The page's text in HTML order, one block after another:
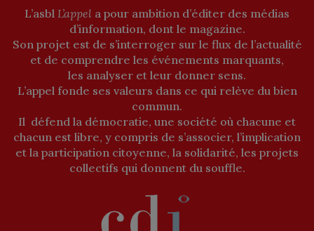
L’asbl L’appel a pour ambition d’éditer des médias
d’information, dont le magazine.
Son projet est de s’interroger sur le flux de l’actualité
et de comprendre les événements marquants,
les analyser et leur donner sens.
L’appel fonde ses valeurs dans ce qui relève du bien
commun.
Il défend la démocratie, une société où chacune et
chacun est libre, y compris de s’associer, l’implication
et la participation citoyenne, la solidarité, les projets
collectifs qui donnent du souffle.